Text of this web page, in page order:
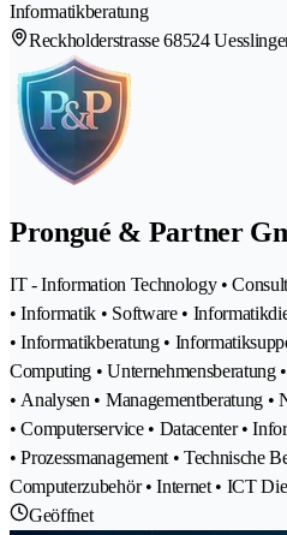
Informatikberatung
Reckholderstrasse 68524
Prongué & Partner
IT - Information Technology •
• Informatik • Software •
• Informatikberatung •
Computing • Unternehmensberatung
• Analysen • Managementberatung •
• Computerservice • Datacenter •
• Prozessmanagement • Technische
Computerzubehör • Internet • ICT
Geöffnet